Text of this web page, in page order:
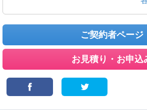
ご契約者ページ
お見積り・お申込